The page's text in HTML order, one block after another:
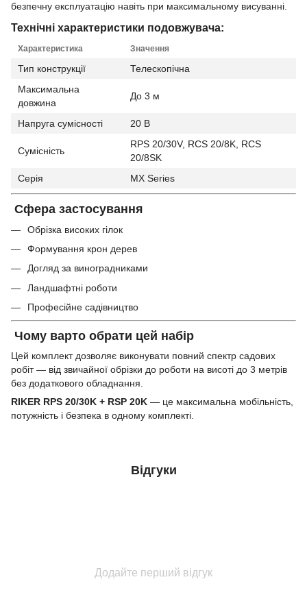
безпечну експлуатацію навіть при максимальному висуванні.
Технічні характеристики подовжувача:
Характеристика Значення
Тип конструкції
Телескопічна
Максимальна
довжина
До 3 м
Напруга сумісності 20 В
Сумісність
RPS 20/30V, RCS 20/8K, RCS
20/8SK
Серія
MX Series
Сфера застосування
Обрізка високих гілок
Формування крон дерев
Догляд за виноградниками
Ландшафтні роботи
Професійне садівництво
Чому варто обрати цей набір
Цей комплект дозволяє виконувати повний спектр садових
робіт — від звичайної обрізки до роботи на висоті до 3 метрів
без додаткового обладнання.
RIKER RPS 20/30K + RSP 20K — це максимальна мобільність,
потужність і безпека в одному комплекті.
Відгуки
Додайте перший відгук